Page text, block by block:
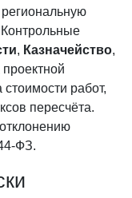
, Казначейство,
стоимости работ,
пересчёта.
ФЗ.